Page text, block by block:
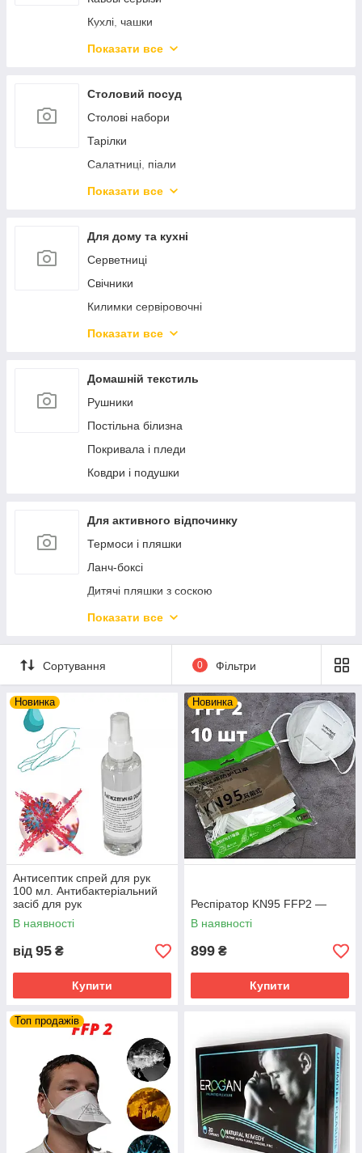
Підноси
Кондитерські інструменти
Барні аксесуари
Кухлі, чашки
Кухлі-заварники
Френч-преси
Показати все
Столовий посуд
Столові набори
Тарілки
Салатниці, піали
Блюда сервіровочні
Предмети сервіровки
Морозивниці, креманки
Маслянки, сирниці, лимонниці
Цукорниці
Спецівники
Ексклюзивний порцеляновий посуд
Ексклюзивна кераміка
Показати все
Для дому та кухні
Серветниці
Свічники
Килимки сервіровочні
Підставки під гаряче
Статуетки і фігурки
Фоторамки
Дозатори і мильниці
Аксесуари для ванної кімнати
Новорічний декор та прикраси
Попільнички
Скриньки і шкатулки
Показати все
Домашній текстиль
Рушники
Постільна білизна
Покривала і пледи
Ковдри і подушки
Для активного відпочинку
Термоси і пляшки
Ланч-боксі
Дитячі пляшки з соскою
Посуд багаторазовий пластиковий
Показати все
Сортування 0 Фільтри
Новинка
Антисептик спрей для рук
100 мл. Антибактеріальний
засіб для рук
В наявності
від 95 ₴
Купити
Новинка
Респіратор KN95 FFP2 —
В наявності
899 ₴
Купити
Топ продажів